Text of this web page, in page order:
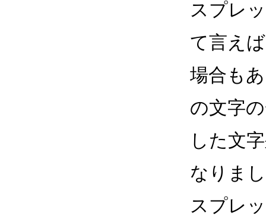
スプレ
て言え
場合も
の文字
した文
なりま
スプレ